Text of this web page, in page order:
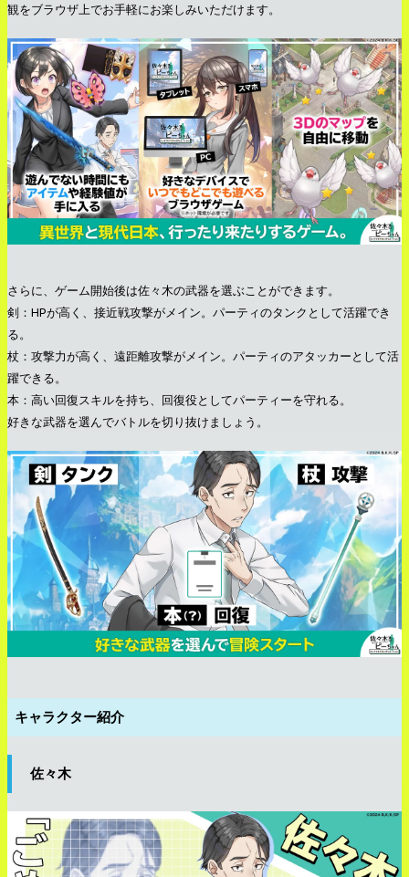
観をブラウザ上でお手軽にお楽しみいただけます。
さらに、ゲーム開始後は佐々木の武器を選ぶことができます。
剣：HPが高く、接近戦攻撃がメイン。パーティのタンクとして活躍でき
る。
杖：攻撃力が高く、遠距離攻撃がメイン。パーティのアタッカーとして活
躍できる。
本：高い回復スキルを持ち、回復役としてパーティーを守れる。
好きな武器を選んでバトルを切り抜けましょう。
キャラクター紹介
佐々木